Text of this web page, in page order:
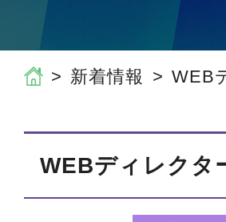
新着情報 WEB
WEBディレクタ